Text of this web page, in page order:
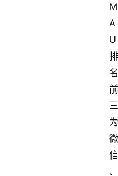
M
A
U
排
名
前
三
为
微
信
、